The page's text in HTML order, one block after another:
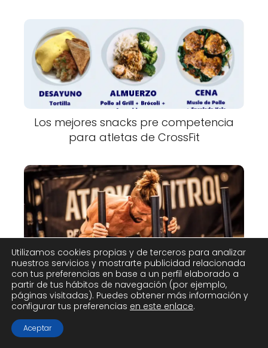
Los mejores snacks pre competencia
para atletas de CrossFit
Conoce las normativas y reglas
esenciales de las competencias de
CrossFit
Utilizamos cookies propias y de terceros para analizar
nuestros servicios y mostrarte publicidad relacionada
con tus preferencias en base a un perfil elaborado a
partir de tus hábitos de navegación (por ejemplo,
páginas visitadas). Puedes obtener más información y
configurar tus preferencias en este enlace.
Aceptar